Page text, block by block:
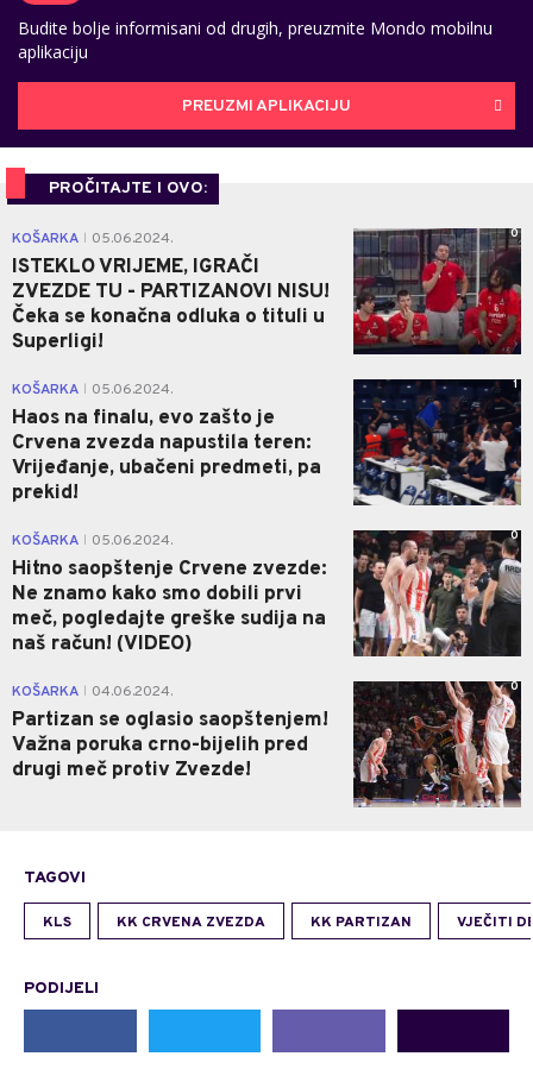
Budite bolje informisani od drugih, preuzmite Mondo mobilnu
aplikaciju
PREUZMI APLIKACIJU
PROČITAJTE I OVO:
KOŠARKA 05.06.2024.
ISTEKLO VRIJEME, IGRAČI
ZVEZDE TU - PARTIZANOVI NISU!
Čeka se konačna odluka o tituli u
Superligi!
0
KOŠARKA 05.06.2024.
Haos na finalu, evo zašto je
Crvena zvezda napustila teren:
Vrijeđanje, ubačeni predmeti, pa
prekid!
1
KOŠARKA 05.06.2024.
Hitno saopštenje Crvene zvezde:
Ne znamo kako smo dobili prvi
meč, pogledajte greške sudija na
naš račun! (VIDEO)
0
KOŠARKA 04.06.2024.
Partizan se oglasio saopštenjem!
Važna poruka crno-bijelih pred
drugi meč protiv Zvezde!
0
TAGOVI
KLS KK CRVENA ZVEZDA KK PARTIZAN VJEČITI
PODIJELI